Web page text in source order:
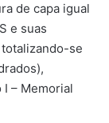
de capa igual
e suas
se
– Memorial